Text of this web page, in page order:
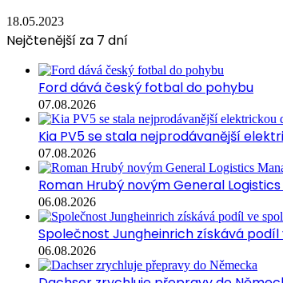
18.05.2023
Nejčtenější za 7 dní
Ford dává český fotbal do pohybu
07.08.2026
Kia PV5 se stala nejprodávanější
07.08.2026
Roman Hrubý novým General
06.08.2026
Společnost Jungheinrich získává
06.08.2026